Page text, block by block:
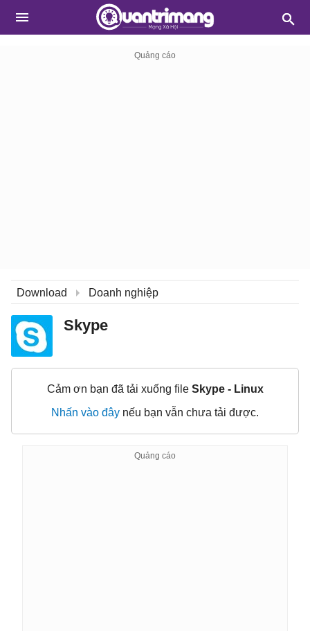
Download Doanh nghiệp
Skype
Cảm ơn bạn đã tải xuống file Skype - Linux
Nhấn vào đây nếu bạn vẫn chưa tải được.